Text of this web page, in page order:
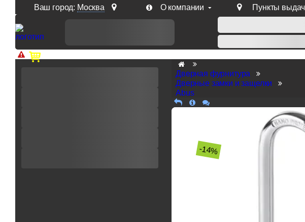
Ваш город: Москва О компании Пункты
Доп. скидка от цен на сайте 7% при заказе от 50 тыс. руб продукции
Дверная фурнитура
Дверные замки и защелки
Abus
-14%